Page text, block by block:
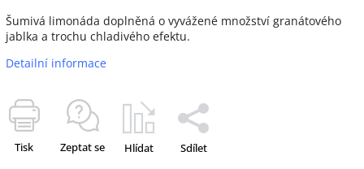
Šumivá limonáda doplněná o vyvážené množství granátového
jablka a trochu chladivého efektu.
Detailní informace
Tisk Zeptat se Hlídat Sdílet